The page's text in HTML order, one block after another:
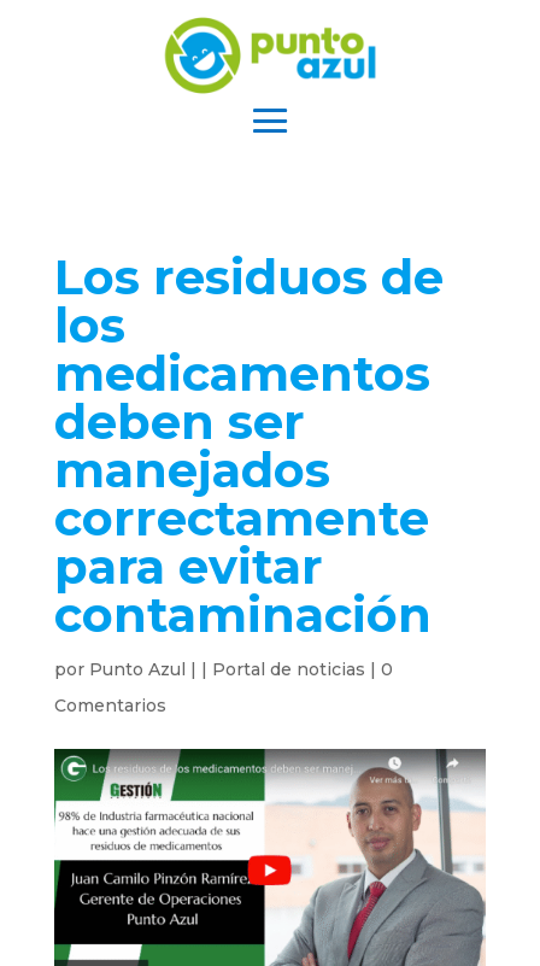
Los residuos de
los
medicamentos
deben ser
manejados
correctamente
para evitar
contaminación
por Punto Azul | | Portal de noticias | 0
Comentarios